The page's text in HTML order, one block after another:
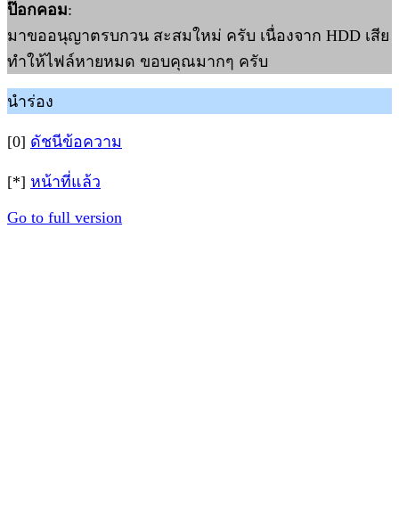
ป๊อกคอม:
มาขออนุญาตรบกวน สะสมใหม่ ครับ เนื่องจาก HDD เสีย
ทำให้ไฟล์หายหมด ขอบคุณมากๆ ครับ
นำร่อง
[0] ดัชนีข้อความ
[*] หน้าที่แล้ว
Go to full version